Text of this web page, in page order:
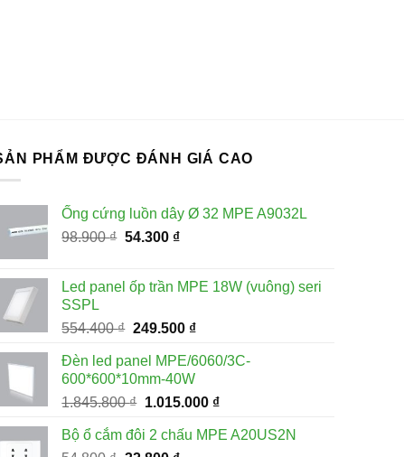
PHẨM ĐƯỢC ĐÁNH GIÁ CAO
Ống cứng luồn dây Ø 32 MPE A9032L
98.900₫ Giá
98.900 ₫.
54.300 ₫Giá
là:
Led panel ốp trần MPE 18W (vuông) seri
SSPL
554.400₫ Giá
là:
554.400 ₫.
249.500 ₫Giá
tại
249.500 ₫.
Đèn led panel MPE/6060/3C-
600*600*10mm-40W
1.845.800₫ Giá
là:
1.015.000 ₫Giá
tại
Bộ ổ cắm đôi 2 chấu MPE A20US2N